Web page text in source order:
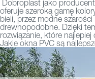
Dobroplast jako
oferuje szeroką gamę
bieli, przez modne
drewnopodobne. Dzięki
rozwiązanie, które
Jakie okna PVC są